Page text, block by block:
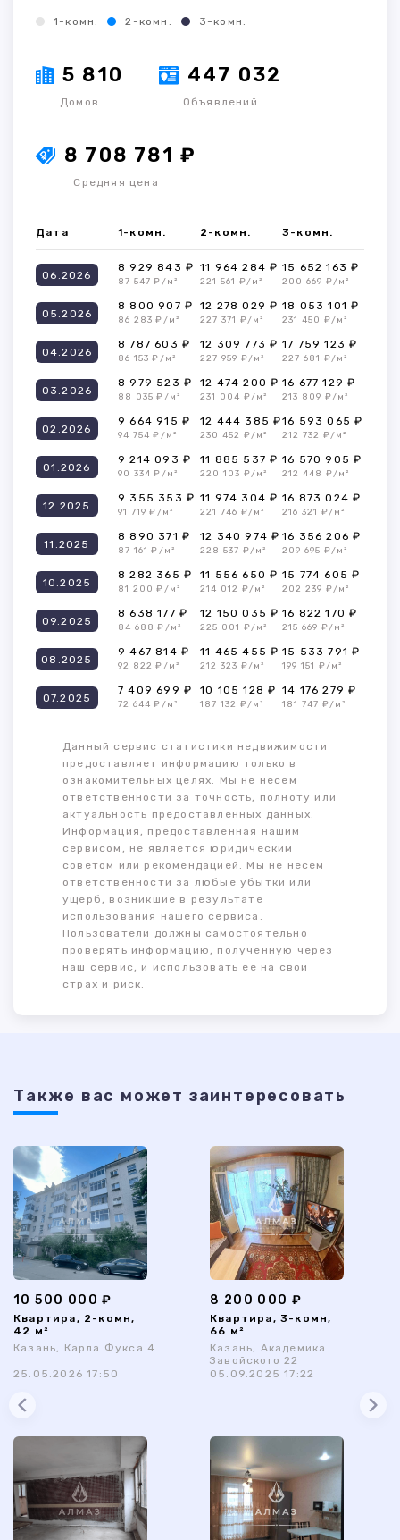
1-комн. 2-комн. 3-комн.
5 810
Домов
447 032
Объявлений
8 708 781 ₽
Средняя цена
Дата 1-комн. 2-комн. 3-комн.
06.2026
8 929 843 ₽
87 547 ₽/м²
11 964 284 ₽
221 561 ₽/м²
15 652 163 ₽
200 669 ₽/м²
05.2026
8 800 907 ₽
86 283 ₽/м²
12 278 029 ₽
227 371 ₽/м²
18 053 101 ₽
231 450 ₽/м²
04.2026
8 787 603 ₽
86 153 ₽/м²
12 309 773 ₽
227 959 ₽/м²
17 759 123 ₽
227 681 ₽/м²
03.2026
8 979 523 ₽
88 035 ₽/м²
12 474 200 ₽
231 004 ₽/м²
16 677 129 ₽
213 809 ₽/м²
02.2026
9 664 915 ₽
94 754 ₽/м²
12 444 385 ₽
230 452 ₽/м²
16 593 065 ₽
212 732 ₽/м²
01.2026
9 214 093 ₽
90 334 ₽/м²
11 885 537 ₽
220 103 ₽/м²
16 570 905 ₽
212 448 ₽/м²
12.2025
9 355 353 ₽
91 719 ₽/м²
11 974 304 ₽
221 746 ₽/м²
16 873 024 ₽
216 321 ₽/м²
11.2025
8 890 371 ₽
87 161 ₽/м²
12 340 974 ₽
228 537 ₽/м²
16 356 206 ₽
209 695 ₽/м²
10.2025
8 282 365 ₽
81 200 ₽/м²
11 556 650 ₽
214 012 ₽/м²
15 774 605 ₽
202 239 ₽/м²
09.2025
8 638 177 ₽
84 688 ₽/м²
12 150 035 ₽
225 001 ₽/м²
16 822 170 ₽
215 669 ₽/м²
08.2025
9 467 814 ₽
92 822 ₽/м²
11 465 455 ₽
212 323 ₽/м²
15 533 791 ₽
199 151 ₽/м²
07.2025
7 409 699 ₽
72 644 ₽/м²
10 105 128 ₽
187 132 ₽/м²
14 176 279 ₽
181 747 ₽/м²
Данный сервис статистики недвижимости
предоставляет информацию только в
ознакомительных целях. Мы не несем
ответственности за точность, полноту или
актуальность предоставленных данных.
Информация, предоставленная нашим
сервисом, не является юридическим
советом или рекомендацией. Мы не несем
ответственности за любые убытки или
ущерб, возникшие в результате
использования нашего сервиса.
Пользователи должны самостоятельно
проверять информацию, полученную через
наш сервис, и использовать ее на свой
страх и риск.
Также ваc может заинтересовать
10 500 000 ₽
Квартира, 2-комн,
42 м²
Казань, Карла Фукса 4
25.05.2026 17:50
8 200 000 ₽
Квартира, 3-комн,
66 м²
Казань, Академика
Завойского 22
05.09.2025 17:22